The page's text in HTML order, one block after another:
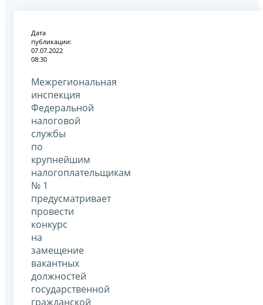
Дата
публикации:
07.07.2022
08:30
Межрегиональная
инспекция
Федеральной
налоговой
службы
по
крупнейшим
налогоплательщикам
№ 1
предусматривает
провести
конкурс
на
замещение
вакантных
должностей
государственной
гражданской